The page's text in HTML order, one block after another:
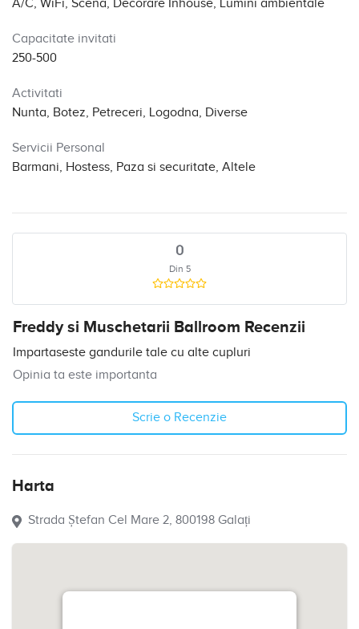
A/C, WiFi, Scena, Decorare Inhouse, Lumini ambientale
Capacitate invitati
250-500
Activitati
Nunta, Botez, Petreceri, Logodna, Diverse
Servicii Personal
Barmani, Hostess, Paza si securitate, Altele
0
Din 5
Freddy si Muschetarii Ballroom Recenzii
Impartaseste gandurile tale cu alte cupluri
Opinia ta este importanta
Scrie o Recenzie
Harta
Strada Ștefan Cel Mare 2, 800198 Galați